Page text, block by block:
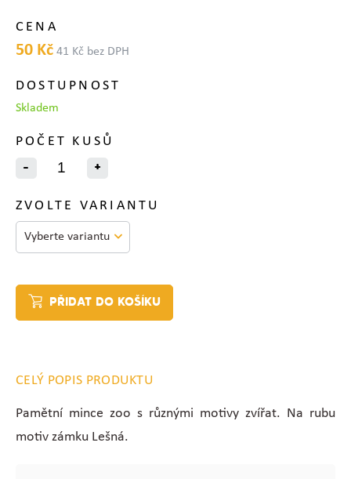
CENA
50 Kč 41 Kč bez DPH
DOSTUPNOST
Skladem
POČET KUSŮ
-
+
ZVOLTE VARIANTU
PŘIDAT DO KOŠÍKU
CELÝ POPIS PRODUKTU
Pamětní mince zoo s různými motivy zvířat. Na rubu
motiv zámku Lešná.